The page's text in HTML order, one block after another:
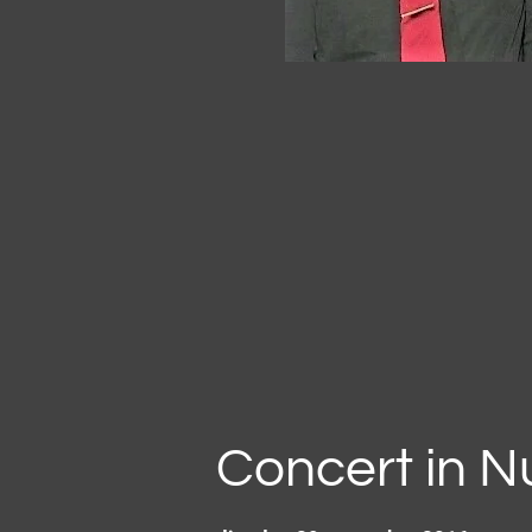
Concert in